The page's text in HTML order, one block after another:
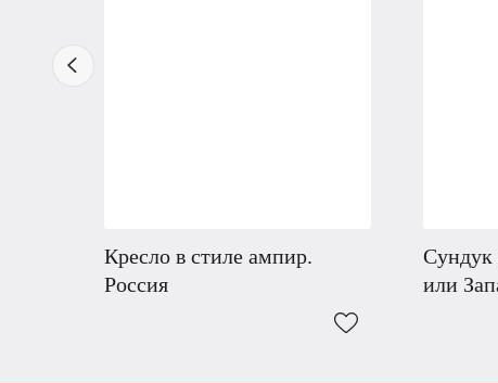
Кресло в стиле ампир.
Россия
Сундук
или